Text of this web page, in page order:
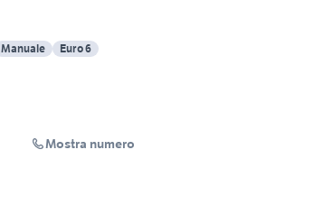
Manuale Euro 6
Mostra numero